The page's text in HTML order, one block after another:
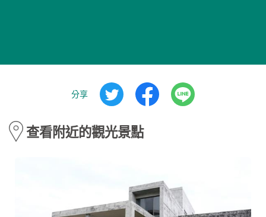
分享
查看附近的觀光景點